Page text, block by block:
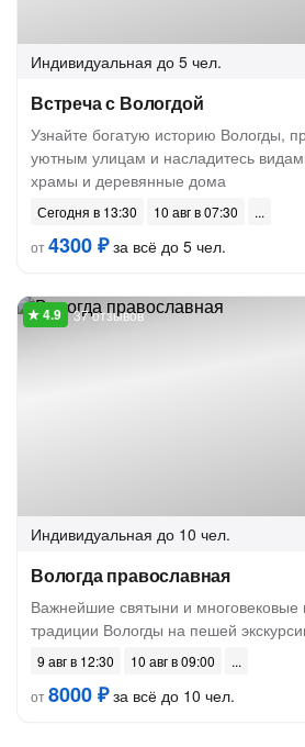
Индивидуальная до 5 чел.
Встреча с Вологдой
Узнайте богатую историю Вологды,
уютным улицам и насладитесь
храмы и деревянные дома
Сегодня в 13:30
10 авг в 07:30
от4300 ₽за всё до 5 чел.
37 отзывов
Индивидуальная до 10 чел.
Вологда православная
Важнейшие святыни и многовековые
традиции Вологды на пешей
9 авг в 12:30
10 авг в 09:00
от8000 ₽за всё до 10 чел.